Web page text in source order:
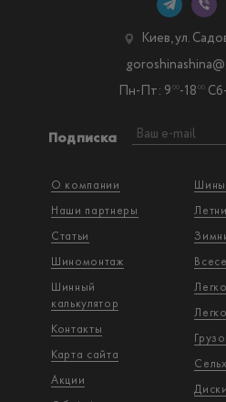
О компании
Наши партнеры
Статьи
Шиномонтаж
Шинный
калькулятор
Контакты
Карта сайта
Акции
Шины
Диски
Подписка
Киев, ул.
Пн-Пт: 9 00-18 00